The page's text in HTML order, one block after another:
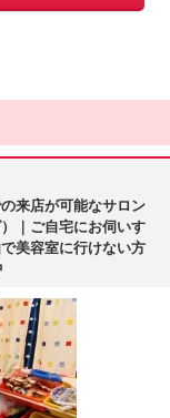
来店が可能なサロン
｜ご自宅にお伺いす
美容室に行けない方